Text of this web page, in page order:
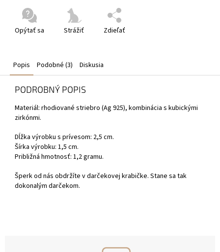
Opýtať sa Strážiť Zdieľať
Popis Podobné (3) Diskusia
PODROBNÝ POPIS
Materiál: rhodiované striebro (Ag 925), kombinácia s kubickými
zirkónmi.
Dĺžka výrobku s prívesom: 2,5 cm.
Šírka výrobku: 1,5 cm.
Približná hmotnosť: 1,2 gramu.
Šperk od nás obdržíte v darčekovej krabičke. Stane sa tak
dokonalým darčekom.